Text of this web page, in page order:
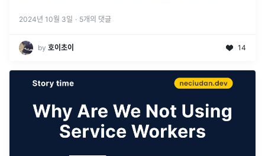
으로 따지면 ...
2024년 10월 3일 · 5개의 댓글
by 호이초이 14